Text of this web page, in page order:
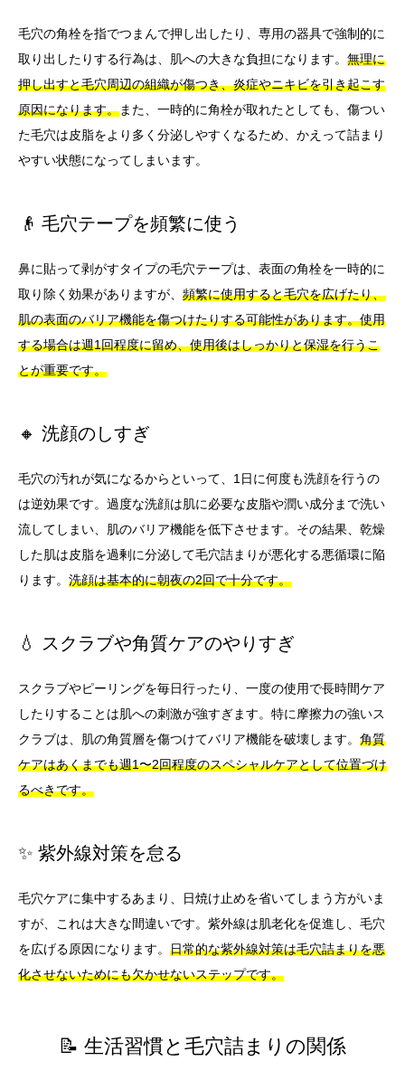
毛穴の角栓を指でつまんで押し出したり、専用の器具で強制的に
取り出したりする行為は、肌への大きな負担になります。 無理に
押し出すと毛穴周辺の組織が傷つき、炎症やニキビを引き起こす
原因になります。また、一時的に角栓が取れたとしても、傷つい
た毛穴は皮脂をより多く分泌しやすくなるため、かえって詰まり
やすい状態になってしまいます。
👴 毛穴テープを頻繁に使う
鼻に貼って剥がすタイプの毛穴テープは、表面の角栓を一時的に
取り除く効果がありますが、 頻繁に使用すると毛穴を広げたり、
肌の表面のバリア機能を傷つけたりする可能性があります。使用
する場合は週1回程度に留め、使用後はしっかりと保湿を行うこ
とが重要です。
🔸 洗顔のしすぎ
毛穴の汚れが気になるからといって、1日に何度も洗顔を行うの
は逆効果です。過度な洗顔は肌に必要な皮脂や潤い成分まで洗い
流してしまい、肌のバリア機能を低下させます。その結果、乾燥
した肌は皮脂を過剰に分泌して毛穴詰まりが悪化する悪循環に陥
ります。 洗顔は基本的に朝夜の2回で十分です。
💧 スクラブや角質ケアのやりすぎ
スクラブやピーリングを毎日行ったり、一度の使用で長時間ケア
したりすることは肌への刺激が強すぎます。特に摩擦力の強いス
クラブは、肌の角質層を傷つけてバリア機能を破壊します。 角質
ケアはあくまでも週1〜2回程度のスペシャルケアとして位置づけ
るべきです。
✨ 紫外線対策を怠る
毛穴ケアに集中するあまり、日焼け止めを省いてしまう方がいま
すが、これは大きな間違いです。紫外線は肌老化を促進し、毛穴
を広げる原因になります。 日常的な紫外線対策は毛穴詰まりを悪
化させないためにも欠かせないステップです。
📝 生活習慣と毛穴詰まりの関係